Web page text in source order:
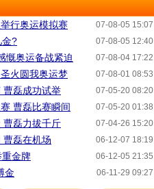
07-08-05 15:07
行奥运模拟赛
07-08-05 12:40
金?
07-08-04 17:22
慨奥运备战紧迫
07-08-01 08:53
火圆我奥运梦
07-05-20 08:20
曹磊成功试举
07-05-20 01:38
曹磊比赛瞬间
07-04-26 15:20
曹磊力拔千斤
06-12-07 18:19
曹磊在机场
06-12-05 21:35
金牌
06-11-29 09:27
金